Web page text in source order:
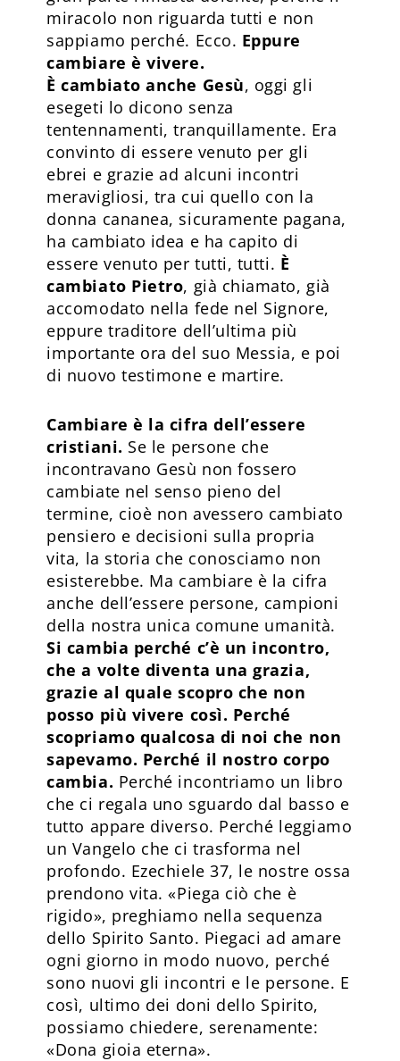
miracolo non riguarda tutti e non
sappiamo perché. Ecco. Eppure
cambiare è vivere.
È cambiato anche Gesù, oggi gli
esegeti lo dicono senza
tentennamenti, tranquillamente. Era
convinto di essere venuto per gli
ebrei e grazie ad alcuni incontri
meravigliosi, tra cui quello con la
donna cananea, sicuramente pagana,
ha cambiato idea e ha capito di
essere venuto per tutti, tutti. È
cambiato Pietro, già chiamato, già
accomodato nella fede nel Signore,
eppure traditore dell’ultima più
importante ora del suo Messia, e poi
di nuovo testimone e martire.
Cambiare è la cifra dell’essere
cristiani. Se le persone che
incontravano Gesù non fossero
cambiate nel senso pieno del
termine, cioè non avessero cambiato
pensiero e decisioni sulla propria
vita, la storia che conosciamo non
esisterebbe. Ma cambiare è la cifra
anche dell’essere persone, campioni
della nostra unica comune umanità.
Si cambia perché c’è un incontro,
che a volte diventa una grazia,
grazie al quale scopro che non
posso più vivere così. Perché
scopriamo qualcosa di noi che non
sapevamo. Perché il nostro corpo
cambia. Perché incontriamo un libro
che ci regala uno sguardo dal basso e
tutto appare diverso. Perché leggiamo
un Vangelo che ci trasforma nel
profondo. Ezechiele 37, le nostre ossa
prendono vita. «Piega ciò che è
rigido», preghiamo nella sequenza
dello Spirito Santo. Piegaci ad amare
ogni giorno in modo nuovo, perché
sono nuovi gli incontri e le persone. E
così, ultimo dei doni dello Spirito,
possiamo chiedere, serenamente:
«Dona gioia eterna».